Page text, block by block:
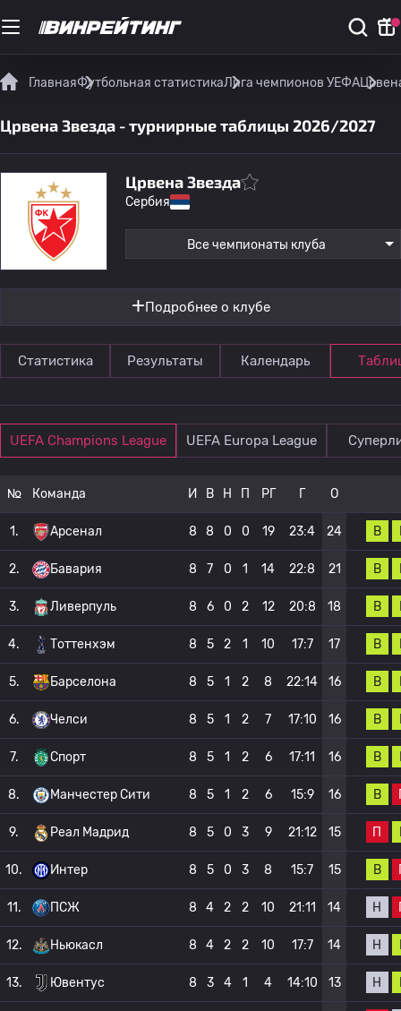
ГлавнаяФутбольная статистикаЛига чемпионов УЕФА
Црвена Звезда - турнирные таблицы 2026/2027
Црвена Звезда
Сербия
Все чемпионаты клуба
Подробнее о клубе
Статистика Результаты Календарь
UEFA Champions League UEFA Europa League
№ Команда И В Н П РГ Г О
1. Арсенал 8 8 0 0 19 23:4 24 В
2. Бавария 8 7 0 1 14 22:8 21 В
3. Ливерпуль 8 6 0 2 12 20:8 18 В
4. Тоттенхэм 8 5 2 1 10 17:7 17 В
5. Барселона 8 5 1 2 8 22:14 16 В
6. Челси 8 5 1 2 7 17:10 16 В
7. Спорт 8 5 1 2 6 17:11 16 В
8. Манчестер Сити 8 5 1 2 6 15:9 16 В
9. Реал Мадрид 8 5 0 3 9 21:12 15 П
10. Интер 8 5 0 3 8 15:7 15 В
11. ПСЖ 8 4 2 2 10 21:11 14 Н
12. Ньюкасл 8 4 2 2 10 17:7 14 Н
13. Ювентус 8 3 4 1 4 14:10 13 Н